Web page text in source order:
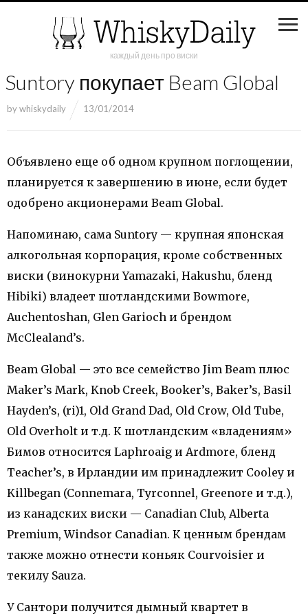
каждый день про виски
Suntory покупает Beam Global
bywhiskydaily 13/01/2014
Объявлено еще об одном крупном поглощении,
планируется к завершению в июне, если будет
одобрено акционерами Beam Global.
Напоминаю, сама Suntory — крупная японская
алкогольная корпорация, кроме собственных
виски (винокурни Yamazaki, Hakushu, бленд
Hibiki) владеет шотландскими Bowmore,
Auchentoshan, Glen Garioch и брендом
McClealand’s.
Beam Global — это все семейство Jim Beam плюс
Maker’s Mark, Knob Creek, Booker’s, Baker’s, Basil
Hayden’s, (ri)1, Old Grand Dad, Old Crow, Old Tube,
Old Overholt и т.д. К шотландским «владениям»
Бимов относится Laphroaig и Ardmore, бленд
Teacher’s, в Ирландии им принадлежит Cooley и
Killbegan (Connemara, Tyrconnel, Greenore и т.д.),
из канадских виски — Canadian Club, Alberta
Premium, Windsor Canadian. К ценным брендам
также можно отнести коньяк Courvoisier и
текилу Sauza.
У Сантори получится дымный квартет в